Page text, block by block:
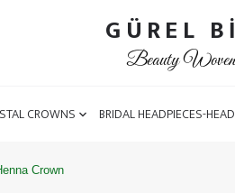
GÜREL
Beauty
CROWNS BRIDAL HEADPIECES-
Crown